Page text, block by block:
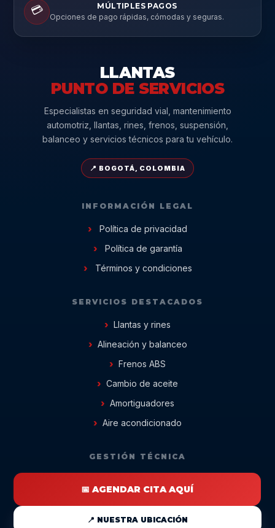
💳
MÚLTIPLES PAGOS
Opciones de pago rápidas, cómodas y seguras.
LLANTAS
PUNTO DE SERVICIOS
Especialistas en seguridad vial, mantenimiento
automotriz, llantas, rines, frenos, suspensión,
balanceo y servicios técnicos para tu vehículo.
📍 BOGOTÁ, COLOMBIA
INFORMACIÓN LEGAL
Política de privacidad
Política de garantía
Términos y condiciones
SERVICIOS DESTACADOS
Llantas y rines
Alineación y balanceo
Frenos ABS
Cambio de aceite
Amortiguadores
Aire acondicionado
GESTIÓN TÉCNICA
📅 AGENDAR CITA AQUÍ
📍 NUESTRA UBICACIÓN